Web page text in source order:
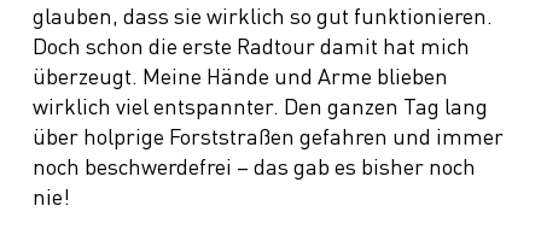
glauben, dass sie wirklich so gut funktionieren.
Doch schon die erste Radtour damit hat mich
überzeugt. Meine Hände und Arme blieben
wirklich viel entspannter. Den ganzen Tag lang
über holprige Forststraßen gefahren und immer
noch beschwerdefrei – das gab es bisher noch
nie!